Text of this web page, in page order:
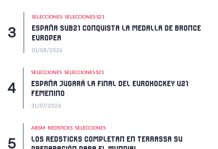
SELECCIONES SELECCIONES S21
ESPAÑA SUB21 CONQUISTA LA MEDALLA DE BRONCE
EUROPEA
01/08/2026
SELECCIONES SELECCIONES S21
ESPAÑA JUGARÁ LA FINAL DEL EUROHOCKEY U21
FEMENINO
31/07/2026
ABSM REDSTICKS SELECCIONES
LOS REDSTICKS COMPLETAN EN TERRASSA SU